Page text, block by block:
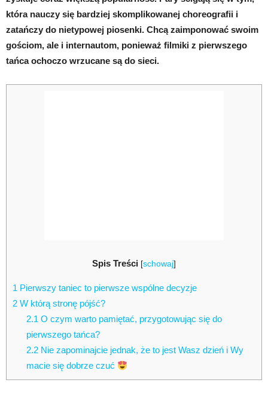
która nauczy się bardziej skomplikowanej choreografii i
zatańczy do nietypowej piosenki. Chcą zaimponować swoim
gościom, ale i internautom, ponieważ filmiki z pierwszego
tańca ochoczo wrzucane są do sieci.
Spis Treści [schowaj]
1 Pierwszy taniec to pierwsze wspólne decyzje
2 W którą stronę pójść?
2.1 O czym warto pamiętać, przygotowując się do
pierwszego tańca?
2.2Nie zapominajcie jednak, że to jest Wasz dzień i Wy
macie się dobrze czuć